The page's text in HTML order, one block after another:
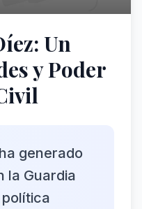
Un
y Poder
generado
la Guardia